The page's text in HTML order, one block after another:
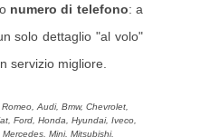
numero di telefono: a
solo dettaglio "al volo"
servizio migliore.
Audi, Bmw, Chevrolet,
Ford, Honda, Hyundai, Iveco,
Mini, Mitsubishi,